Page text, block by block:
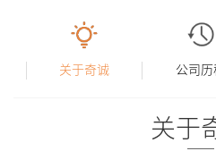
关于奇诚 公司历
关于